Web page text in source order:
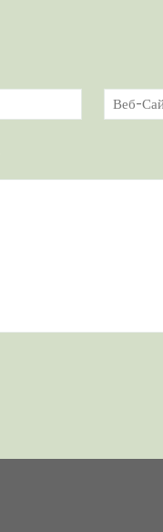
Электронная
почта:*